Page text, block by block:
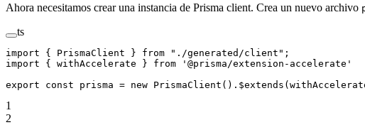
Ahora necesitamos crear una instancia de Prisma client. Crea un nuevo archivo
ts
import { PrismaClient } from "./generated/client" ;
import { withAccelerate } from '@prisma/extension-accelerate'
export const prisma = new PrismaClient (). $extends (
1
2